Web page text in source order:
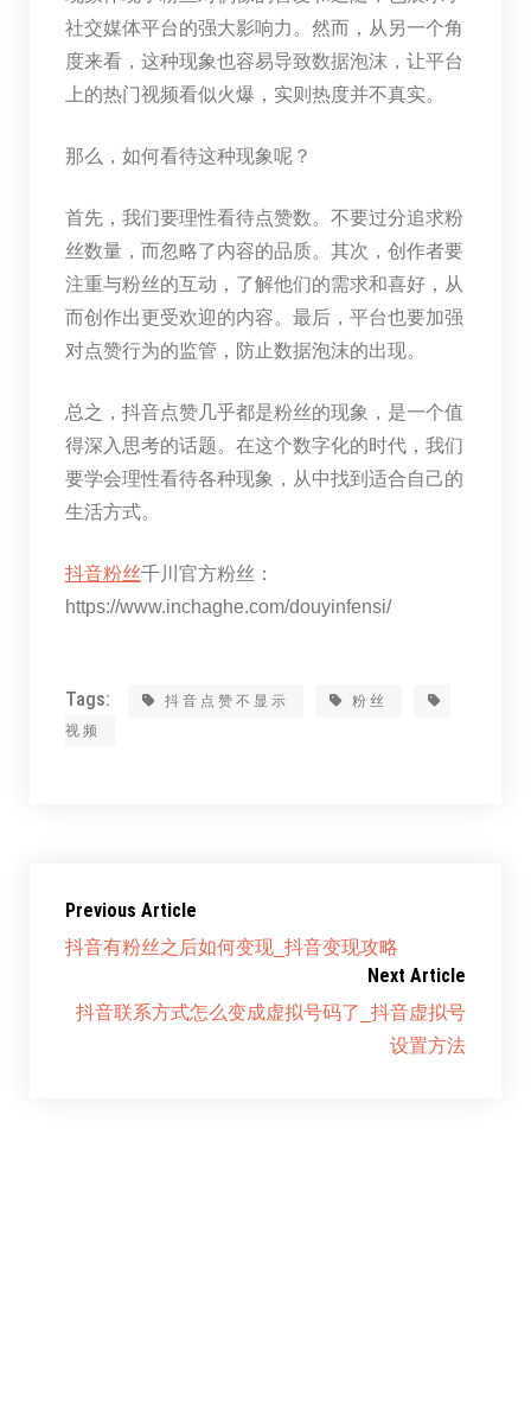
社交媒体平台的强大影响力。然而，从另一个角
度来看，这种现象也容易导致数据泡沫，让平台
上的热门视频看似火爆，实则热度并不真实。
那么，如何看待这种现象呢？
首先，我们要理性看待点赞数。不要过分追求粉
丝数量，而忽略了内容的品质。其次，创作者要
注重与粉丝的互动，了解他们的需求和喜好，从
而创作出更受欢迎的内容。最后，平台也要加强
对点赞行为的监管，防止数据泡沫的出现。
总之，抖音点赞几乎都是粉丝的现象，是一个值
得深入思考的话题。在这个数字化的时代，我们
要学会理性看待各种现象，从中找到适合自己的
生活方式。
抖音粉丝千川官方粉丝：
https://www.inchaghe.com/douyinfensi/
Tags: 抖音点赞不显示
粉丝
视频
Previous Article
抖音有粉丝之后如何变现_抖音变现攻略
Next Article
抖音联系方式怎么变成虚拟号码了_抖音虚拟号
设置方法